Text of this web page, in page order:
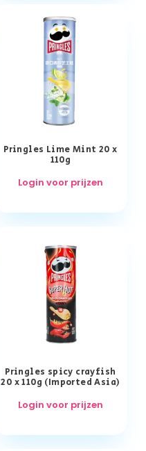
Pringles Lime Mint 20 x
110g
Login voor prijzen
Pringles spicy crayfish
20 x 110g (Imported Asia)
Login voor prijzen